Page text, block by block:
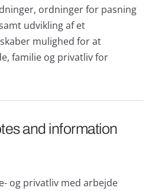
ordninger for pasning
udvikling af et
mulighed for at
familie og privatliv for
and information
og privatliv med arbejde